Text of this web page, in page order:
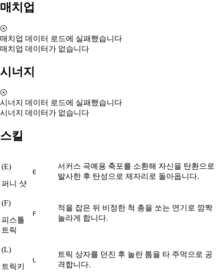
매치업
매치업 데이터 로드에 실패했습니다
매치업 데이터가 없습니다
시너지
시너지 데이터 로드에 실패했습니다
시너지 데이터가 없습니다
스킬
(E)
퍼니 샷
E
서커스 곡예용 축포를 소환해 자신을 탄환으로
발사한 후 탄성으로 제자리로 돌아옵니다.
(F)
피스톨
트릭
F
적을 잡은 뒤 비정한 척 총을 쏘는 연기로 깜짝
놀라게 합니다.
(L)
트릭키
L
트릭 상자를 던진 후 놀란 틈을 타 주먹으로 공
격합니다.